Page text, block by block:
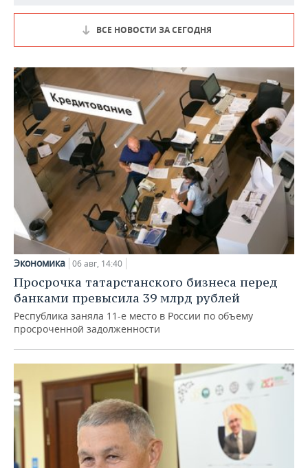
ВСЕ НОВОСТИ ЗА СЕГОДНЯ
Экономика 06 авг, 14:40
Просрочка татарстанского бизнеса перед
банками превысила 39 млрд рублей
Республика заняла 11-е место в России по объему
просроченной задолженности